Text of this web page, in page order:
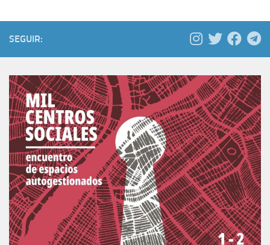
SEGUIR: